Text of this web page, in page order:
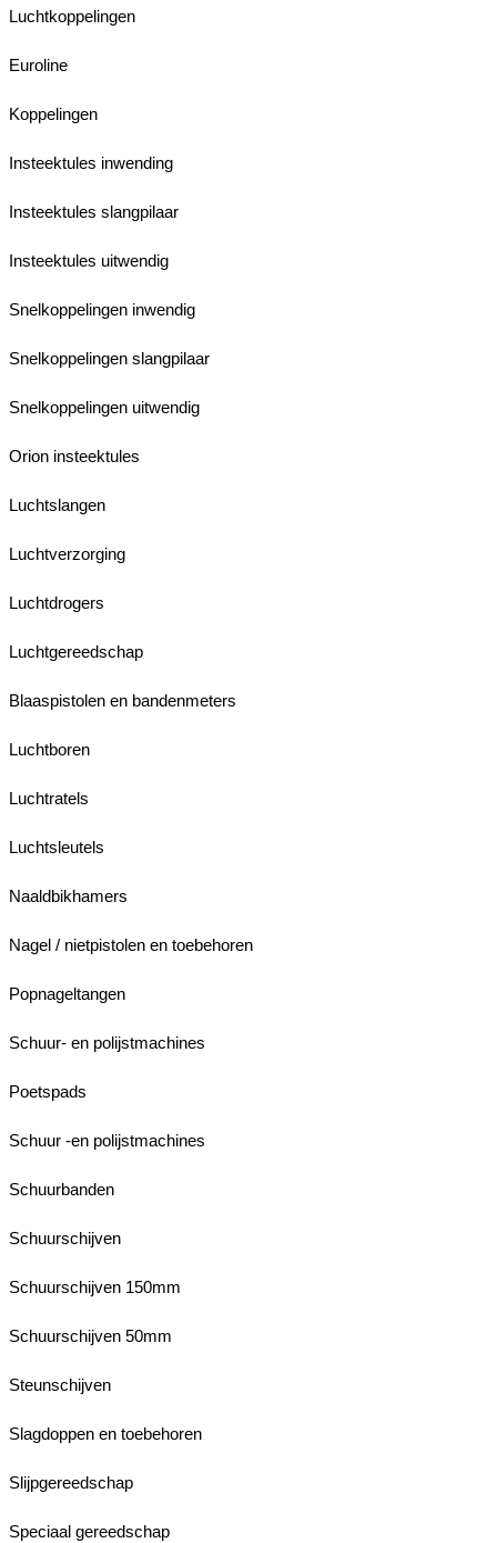
Luchtkoppelingen
Euroline
Koppelingen
Insteektules inwending
Insteektules slangpilaar
Insteektules uitwendig
Snelkoppelingen inwendig
Snelkoppelingen slangpilaar
Snelkoppelingen uitwendig
Orion insteektules
Luchtslangen
Luchtverzorging
Luchtdrogers
Luchtgereedschap
Blaaspistolen en bandenmeters
Luchtboren
Luchtratels
Luchtsleutels
Naaldbikhamers
Nagel / nietpistolen en toebehoren
Popnageltangen
Schuur- en polijstmachines
Poetspads
Schuur -en polijstmachines
Schuurbanden
Schuurschijven
Schuurschijven 150mm
Schuurschijven 50mm
Steunschijven
Slagdoppen en toebehoren
Slijpgereedschap
Speciaal gereedschap